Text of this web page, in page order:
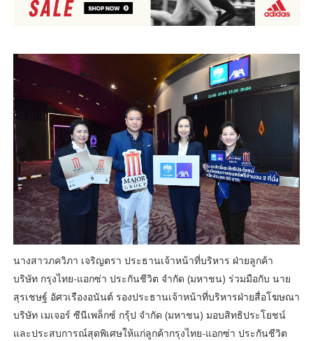
นางสาวภควิภา เจริญตรา ประธานเจ้าหน้าที่บริหาร ฝ่ายลูกค้า
บริษัท กรุงไทย-แอกซ่า ประกันชีวิต จำกัด (มหาชน) ร่วมมือกับ นาย
สุรเชษฐ์ อัศวเรืองอนันต์ รองประธานเจ้าหน้าที่บริหารฝ่ายสื่อโฆษณา
บริษัท เมเจอร์ ซีนีเพล็กซ์ กรุ้ป จำกัด (มหาชน) มอบสิทธิประโยชน์
และประสบการณ์สุดพิเศษให้แก่ลูกค้ากรุงไทย-แอกซ่า ประกันชีวิต